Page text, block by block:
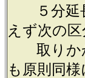
５分延長
えず次の
取りかか
も原則同様